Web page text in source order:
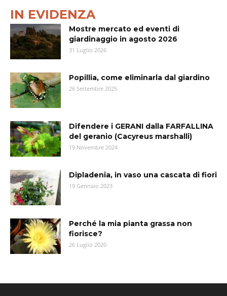
IN EVIDENZA
Mostre mercato ed eventi di
giardinaggio in agosto 2026
31 Luglio 2026
Popillia, come eliminarla dal giardino
26 Settembre 2025
Difendere i GERANI dalla FARFALLINA
del geranio (Cacyreus marshalli)
19 Novembre 2024
Dipladenia, in vaso una cascata di fiori
19 Gennaio 2023
Perché la mia pianta grassa non
fiorisce?
26 Luglio 2020